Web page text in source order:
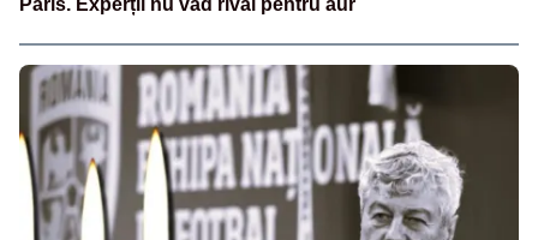
Paris. Experții nu văd rival pentru aur